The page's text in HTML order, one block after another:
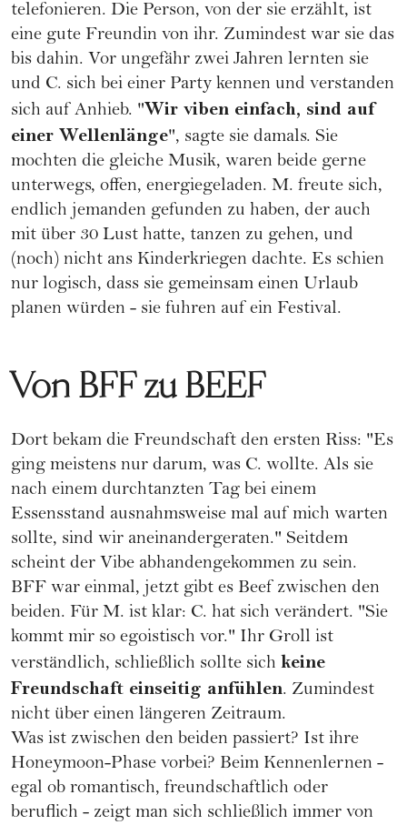
telefonieren. Die Person, von der sie erzählt, ist
eine gute Freundin von ihr. Zumindest war sie das
bis dahin. Vor ungefähr zwei Jahren lernten sie
und C. sich bei einer Party kennen und verstanden
sich auf Anhieb. "Wir viben einfach, sind auf
einer Wellenlänge", sagte sie damals. Sie
mochten die gleiche Musik, waren beide gerne
unterwegs, offen, energiegeladen. M. freute sich,
endlich jemanden gefunden zu haben, der auch
mit über 30 Lust hatte, tanzen zu gehen, und
(noch) nicht ans Kinderkriegen dachte. Es schien
nur logisch, dass sie gemeinsam einen Urlaub
planen würden - sie fuhren auf ein Festival.
Von BFF zu BEEF
Dort bekam die Freundschaft den ersten Riss: "Es
ging meistens nur darum, was C. wollte. Als sie
nach einem durchtanzten Tag bei einem
Essensstand ausnahmsweise mal auf mich warten
sollte, sind wir aneinandergeraten." Seitdem
scheint der Vibe abhandengekommen zu sein.
BFF war einmal, jetzt gibt es Beef zwischen den
beiden. Für M. ist klar: C. hat sich verändert. "Sie
kommt mir so egoistisch vor." Ihr Groll ist
verständlich, schließlich sollte sich keine
Freundschaft einseitig anfühlen. Zumindest
nicht über einen längeren Zeitraum.
Was ist zwischen den beiden passiert? Ist ihre
Honeymoon-Phase vorbei? Beim Kennenlernen -
egal ob romantisch, freundschaftlich oder
beruflich - zeigt man sich schließlich immer von